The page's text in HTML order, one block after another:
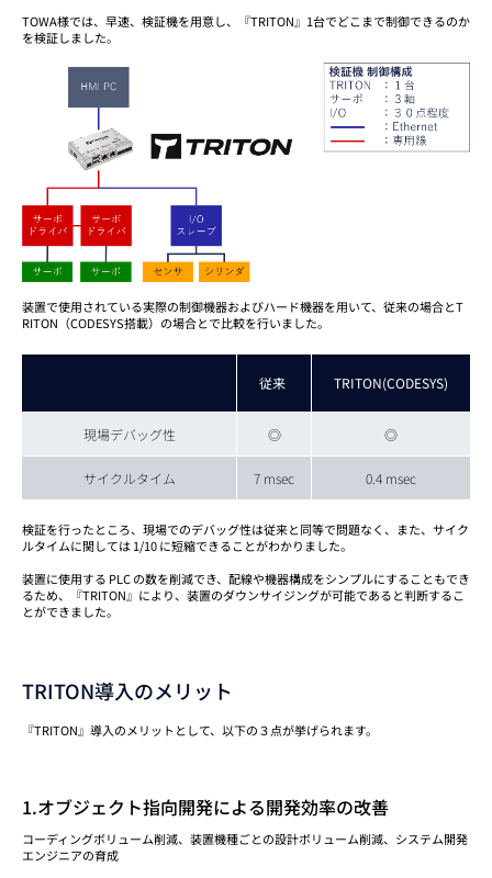
TOWA様では、早速、検証機を用意し、『TRITON』1台でどこまで制御できるのか
を検証しました。
装置で使用されている実際の制御機器およびハード機器を用いて、従来の場合とT
RITON（CODESYS搭載）の場合とで比較を行いました。
従来 TRITON(CODESYS)
現場デバッグ性 ◎ ◎
サイクルタイム 7 msec 0.4 msec
検証を行ったところ、現場でのデバッグ性は従来と同等で問題なく、また、サイク
ルタイムに関しては 1/10 に短縮できることがわかりました。
装置に使用する PLC の数を削減でき、配線や機器構成をシンプルにすることもでき
るため、『TRITON』により、装置のダウンサイジングが可能であると判断するこ
とができました。
TRITON導入のメリット
『TRITON』導入のメリットとして、以下の３点が挙げられます。
1.オブジェクト指向開発による開発効率の改善
コーディングボリューム削減、装置機種ごとの設計ボリューム削減、システム開発
エンジニアの育成